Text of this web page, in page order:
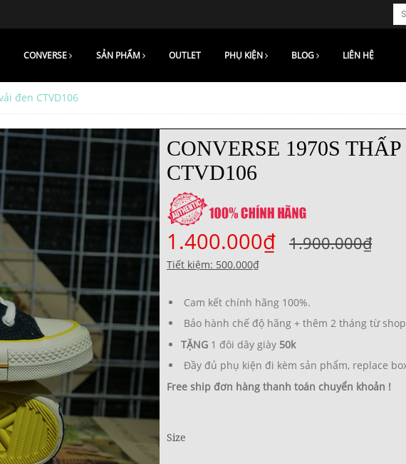
CONVERSE SẢN PHẨM OUTLET PHỤ KIỆN BLOG LIÊN HỆ
đen CTVD106
CONVERSE 1970S
CTVD106
1.400.000₫ 1.900.000₫
Tiết kiệm: 500.000₫
Cam kết chính hãng 100%.
Bảo hành chế độ hãng + thêm 2 tháng từ shop
TẶNG 1 đôi dây giày 50k
Đầy đủ phụ kiện đi kèm sản phẩm, replace
Free ship đơn hàng thanh toán chuyển khoản !
Size